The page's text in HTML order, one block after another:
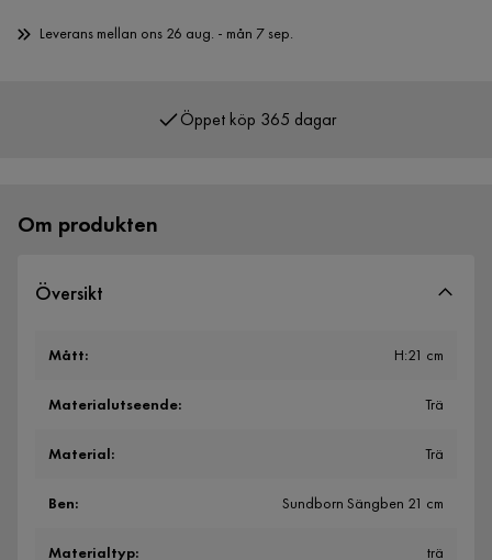
Leverans mellan ons 26 aug. - mån 7 sep.
Öppet köp 365 dagar
Om produkten
Översikt
Mått: H:21 cm
Materialutseende: Trä
Material: Trä
Ben: Sundborn Sängben 21 cm
Materialtyp: trä